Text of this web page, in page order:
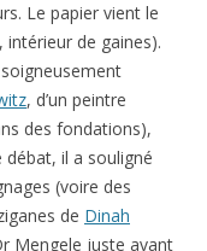
Le papier vient le
de gaines).
, d’un peintre
des fondations),
il a souligné
(voire des
de Dinah
Mengele juste avant